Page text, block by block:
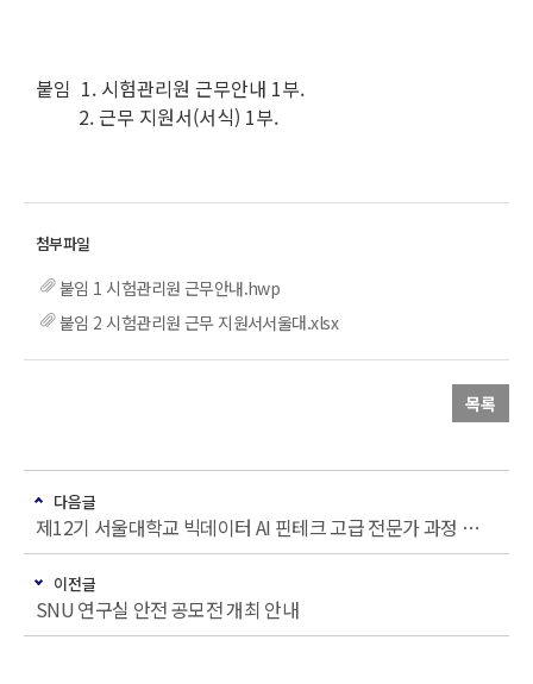
붙임 1. 시험관리원 근무안내 1부.
2. 근무 지원서(서식) 1부.
붙임 1 시험관리원 근무안내.hwp
붙임 2 시험관리원 근무 지원서서울대.xlsx
목록
다음글
제12기 서울대학교 빅데이터 AI 핀테크 고급 전문가 과정 모집 및 과정설명회 안내
이전글
SNU 연구실 안전 공모전 개최 안내